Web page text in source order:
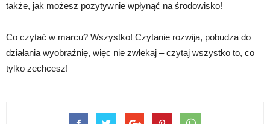
także, jak możesz pozytywnie wpłynąć na środowisko!
Co czytać w marcu? Wszystko! Czytanie rozwija, pobudza do
działania wyobraźnię, więc nie zwlekaj – czytaj wszystko to, co
tylko zechcesz!